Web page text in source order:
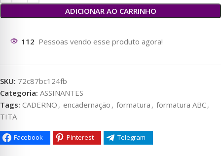
ADICIONAR AO CARRINHO
112 Pessoas vendo esse produto agora!
SKU: 72c87bc124fb
Categoria: ASSINANTES
Tags: CADERNO , encadernação , formatura , formatura ABC,
TITA
Facebook Pinterest Telegram